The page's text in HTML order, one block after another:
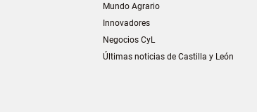
Mundo Agrario
Innovadores
Negocios CyL
Últimas noticias de Castilla y León